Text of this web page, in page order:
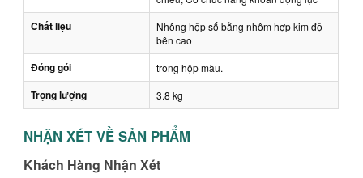
Chất liệu
Nhông hộp số bằng nhôm hợp kim độ
bền cao
Đóng gói trong hộp màu.
Trọng lượng 3.8 kg
NHẬN XÉT VỀ SẢN PHẨM
Khách Hàng Nhận Xét